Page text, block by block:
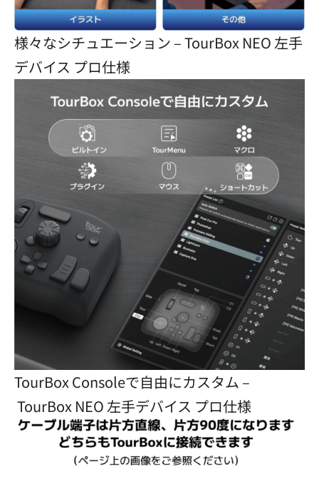
様々なシチュエーション – TourBox NEO 左手
デバイス プロ仕様
TourBox Consoleで自由にカスタム –
TourBox NEO 左手デバイス プロ仕様